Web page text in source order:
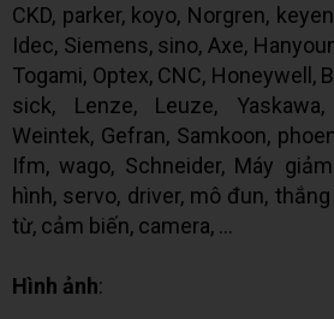
CKD, parker, koyo, Norgren,
Idec, Siemens, sino, Axe,
Togami, Optex, CNC, Honeywell,
sick, Lenze, Leuze,
Weintek, Gefran, Samkoon,
Ifm, wago, Schneider, Máy
hình, servo, driver, mô đun,
từ, cảm biến, camera, ...
Hình ảnh: